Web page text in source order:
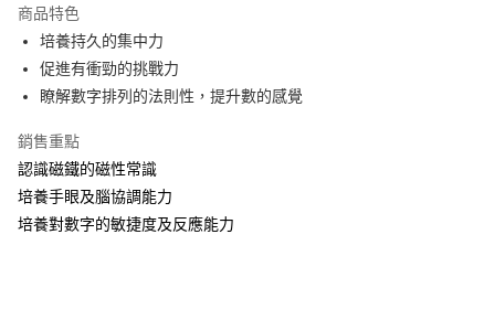
Apple Pay
街口支付
Google Pay
ATM付款
商品特色
培養持久的集中力
促進有衝勁的挑戰力
瞭解數字排列的法則性，提升數的感覺
銷售重點
認識磁鐵的磁性常識
培養手眼及腦協調能力
培養對數字的敏捷度及反應能力